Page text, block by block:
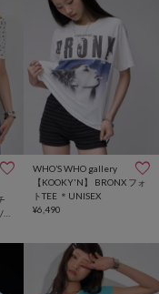
WHO’S WHO gallery
【KOOKY'N】 BRONX フォ
トTEE ＊UNISEX
¥6,490